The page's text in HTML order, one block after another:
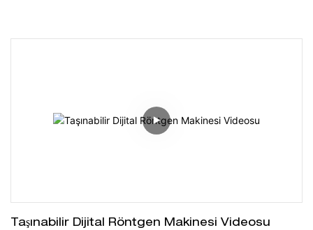
Taşınabilir Dijital Röntgen Makinesi Videosu